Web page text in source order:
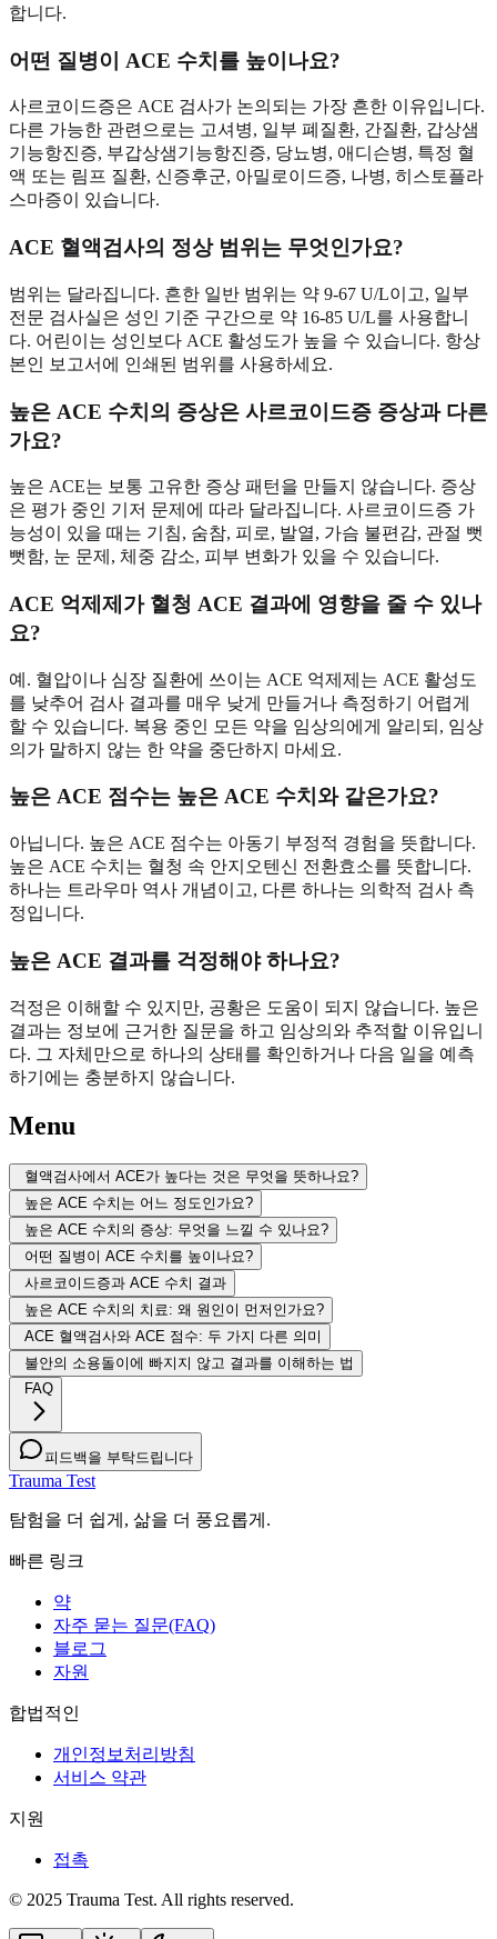
합니다.
어떤 질병이 ACE 수치를 높이나요?
사르코이드증은 ACE 검사가 논의되는 가장 흔한 이유입니다.
다른 가능한 관련으로는 고셔병, 일부 폐질환, 간질환, 갑상샘
기능항진증, 부갑상샘기능항진증, 당뇨병, 애디슨병, 특정 혈
액 또는 림프 질환, 신증후군, 아밀로이드증, 나병, 히스토플라
스마증이 있습니다.
ACE 혈액검사의 정상 범위는 무엇인가요?
범위는 달라집니다. 흔한 일반 범위는 약 9-67 U/L이고, 일부
전문 검사실은 성인 기준 구간으로 약 16-85 U/L를 사용합니
다. 어린이는 성인보다 ACE 활성도가 높을 수 있습니다. 항상
본인 보고서에 인쇄된 범위를 사용하세요.
높은 ACE 수치의 증상은 사르코이드증 증상과 다른
가요?
높은 ACE는 보통 고유한 증상 패턴을 만들지 않습니다. 증상
은 평가 중인 기저 문제에 따라 달라집니다. 사르코이드증 가
능성이 있을 때는 기침, 숨참, 피로, 발열, 가슴 불편감, 관절 뻣
뻣함, 눈 문제, 체중 감소, 피부 변화가 있을 수 있습니다.
ACE 억제제가 혈청 ACE 결과에 영향을 줄 수 있나
요?
예. 혈압이나 심장 질환에 쓰이는 ACE 억제제는 ACE 활성도
를 낮추어 검사 결과를 매우 낮게 만들거나 측정하기 어렵게
할 수 있습니다. 복용 중인 모든 약을 임상의에게 알리되, 임상
의가 말하지 않는 한 약을 중단하지 마세요.
높은 ACE 점수는 높은 ACE 수치와 같은가요?
아닙니다. 높은 ACE 점수는 아동기 부정적 경험을 뜻합니다.
높은 ACE 수치는 혈청 속 안지오텐신 전환효소를 뜻합니다.
하나는 트라우마 역사 개념이고, 다른 하나는 의학적 검사 측
정입니다.
높은 ACE 결과를 걱정해야 하나요?
걱정은 이해할 수 있지만, 공황은 도움이 되지 않습니다. 높은
결과는 정보에 근거한 질문을 하고 임상의와 추적할 이유입니
다. 그 자체만으로 하나의 상태를 확인하거나 다음 일을 예측
하기에는 충분하지 않습니다.
Menu
혈액검사에서 ACE가 높다는 것은 무엇을 뜻하나요?
높은 ACE 수치는 어느 정도인가요?
높은 ACE 수치의 증상: 무엇을 느낄 수 있나요?
어떤 질병이 ACE 수치를 높이나요?
사르코이드증과 ACE 수치 결과
높은 ACE 수치의 치료: 왜 원인이 먼저인가요?
ACE 혈액검사와 ACE 점수: 두 가지 다른 의미
불안의 소용돌이에 빠지지 않고 결과를 이해하는 법
FAQ
피드백을 부탁드립니다
Trauma Test
탐험을 더 쉽게, 삶을 더 풍요롭게.
빠른 링크
약
자주 묻는 질문(FAQ)
블로그
자원
합법적인
개인정보처리방침
서비스 약관
지원
접촉
© 2025 Trauma Test. All rights reserved.